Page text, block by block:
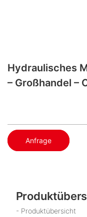
Hydraulisches
– Großhandel –
Anfrage
- Produktübersicht